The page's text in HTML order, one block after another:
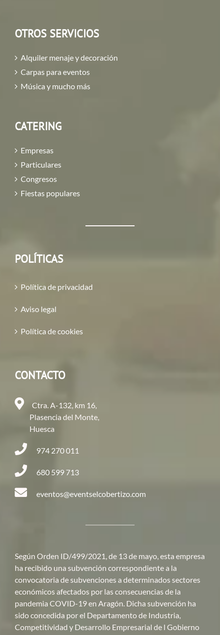
OTROS SERVICIOS
Alquiler menaje y decoración
Carpas para eventos
Música y mucho más
CATERING
Empresas
Particulares
Congresos
Fiestas populares
POLÍTICAS
Política de privacidad
Aviso legal
Política de cookies
CONTACTO
Ctra. A-132, km 16,
Plasencia del Monte,
Huesca
974 270 011
680 599 713
eventos@eventselcobertizo.com
Según Orden ID/499/2021, de 13 de mayo, esta empresa
ha recibido una subvención correspondiente a la
convocatoria de subvenciones a determinados sectores
económicos afectados por las consecuencias de la
pandemia COVID-19 en Aragón. Dicha subvención ha
sido concedida por el Departamento de Industria,
Competitividad y Desarrollo Empresarial de l Gobierno